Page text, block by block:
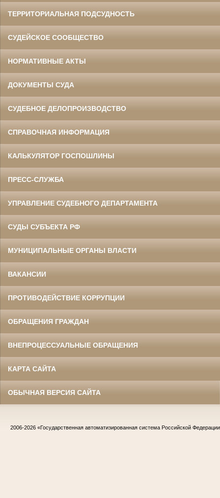
ТЕРРИТОРИАЛЬНАЯ ПОДСУДНОСТЬ
СУДЕЙСКОЕ СООБЩЕСТВО
НОРМАТИВНЫЕ АКТЫ
ДОКУМЕНТЫ СУДА
СУДЕБНОЕ ДЕЛОПРОИЗВОДСТВО
СПРАВОЧНАЯ ИНФОРМАЦИЯ
КАЛЬКУЛЯТОР ГОСПОШЛИНЫ
ПРЕСС-СЛУЖБА
УПРАВЛЕНИЕ СУДЕБНОГО ДЕПАРТАМЕНТА
СУДЫ СУБЪЕКТА РФ
МУНИЦИПАЛЬНЫЕ ОРГАНЫ ВЛАСТИ
ВАКАНСИИ
ПРОТИВОДЕЙСТВИЕ КОРРУПЦИИ
ОБРАЩЕНИЯ ГРАЖДАН
ВНЕПРОЦЕССУАЛЬНЫЕ ОБРАЩЕНИЯ
КАРТА САЙТА
ОБЫЧНАЯ ВЕРСИЯ САЙТА
2006-2026 «Государственная автоматизированная система Российской